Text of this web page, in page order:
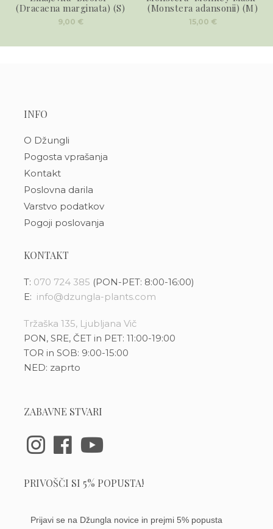
(Dracaena marginata) (S)
9,00 €
(Monstera adansonii) (M)
15,00 €
INFO
O Džungli
Pogosta vprašanja
Kontakt
Poslovna darila
Varstvo podatkov
Pogoji poslovanja
KONTAKT
T: 070 724 385 (PON-PET: 8:00-16:00)
E: info@dzungla-plants.com
Tržaška 135, Ljubljana Vič
PON, SRE, ČET in PET: 11:00-19:00
TOR in SOB: 9:00-15:00
NED: zaprto
ZABAVNE STVARI
PRIVOŠČI SI 5% POPUSTA!
Prijavi se na Džungla novice in prejmi 5% popusta